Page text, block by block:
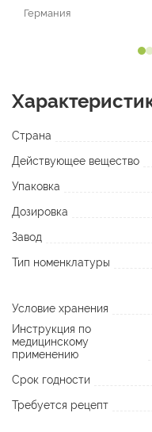
Германия
Страна
Действующее вещество
Упаковка
Дозировка
Завод
Тип номенклатуры
Условие хранения
Инструкция по
медицинскому
применению
Срок годности
Требуется рецепт